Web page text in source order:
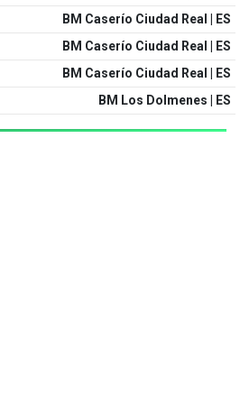
BM Caserío Ciudad Real | ES
BM Caserío Ciudad Real | ES
BM Caserío Ciudad Real | ES
BM Los Dolmenes | ES